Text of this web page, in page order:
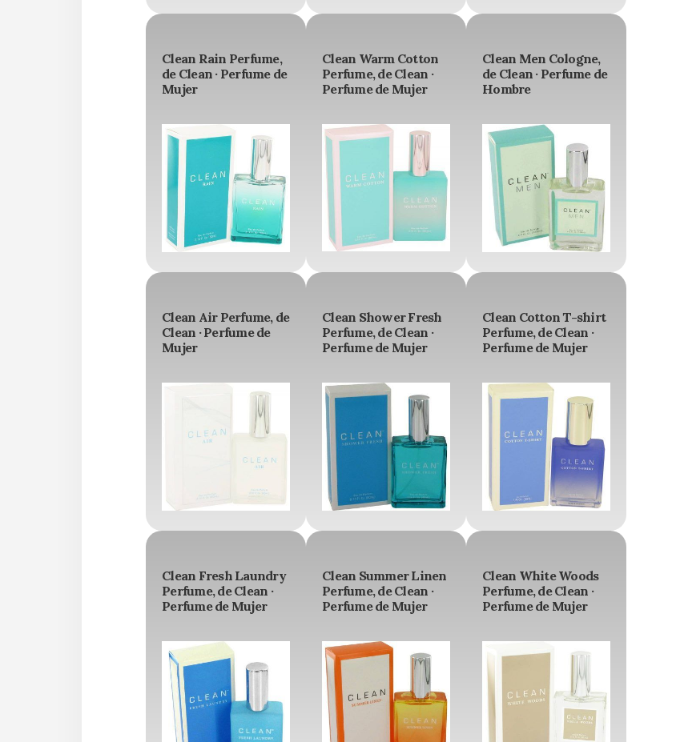
Clean Rain Perfume,
de Clean · Perfume de
Mujer
Clean Warm Cotton
Perfume, de Clean ·
Perfume de Mujer
Clean Men Cologne,
de Clean · Perfume de
Hombre
Clean Air Perfume, de
Clean · Perfume de
Mujer
Clean Shower Fresh
Perfume, de Clean ·
Perfume de Mujer
Clean Cotton T-shirt
Perfume, de Clean ·
Perfume de Mujer
Clean Fresh Laundry
Perfume, de Clean ·
Perfume de Mujer
Clean Summer Linen
Perfume, de Clean ·
Perfume de Mujer
Clean White Woods
Perfume, de Clean ·
Perfume de Mujer